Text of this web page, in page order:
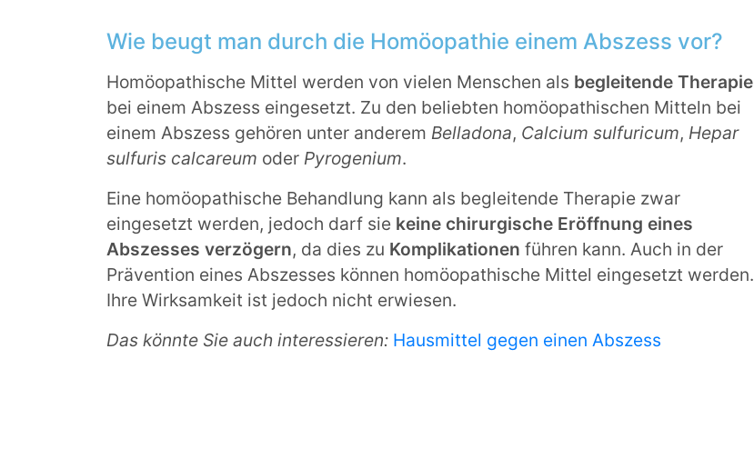
Wie beugt man durch die Homöopathie einem Abszess vor?
Homöopathische Mittel werden von vielen Menschen als begleitende Therapie
bei einem Abszess eingesetzt. Zu den beliebten homöopathischen Mitteln bei
einem Abszess gehören unter anderem Belladona, Calcium sulfuricum, Hepar
sulfuris calcareum oder Pyrogenium.
Eine homöopathische Behandlung kann als begleitende Therapie zwar
eingesetzt werden, jedoch darf sie keine chirurgische Eröffnung eines
Abszesses verzögern, da dies zu Komplikationen führen kann. Auch in der
Prävention eines Abszesses können homöopathische Mittel eingesetzt werden.
Ihre Wirksamkeit ist jedoch nicht erwiesen.
Das könnte Sie auch interessieren: Hausmittel gegen einen Abszess